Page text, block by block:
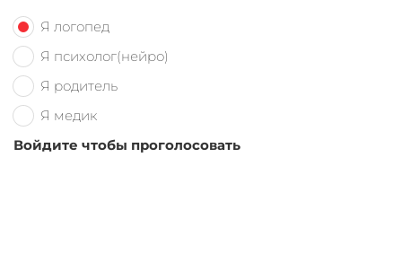
Я логопед
Я психолог(нейро)
Я родитель
Я медик
Войдите чтобы проголосовать